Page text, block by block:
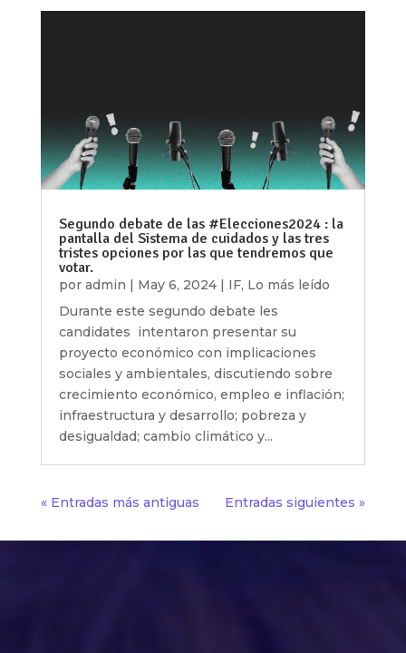
Segundo debate de las #Elecciones2024 : la
pantalla del Sistema de cuidados y las tres
tristes opciones por las que tendremos que
votar.
por admin | May 6, 2024| IF, Lo más leído
Durante este segundo debate les
candidates intentaron presentar su
proyecto económico con implicaciones
sociales y ambientales, discutiendo sobre
crecimiento económico, empleo e inflación;
infraestructura y desarrollo; pobreza y
desigualdad; cambio climático y...
« Entradas más antiguas Entradas siguientes »